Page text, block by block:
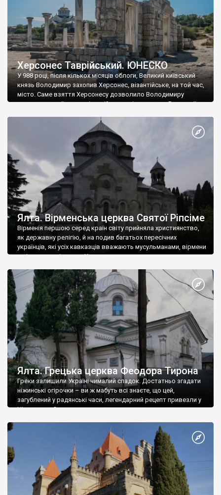
Херсонес Таврійський. ЮНЕСКО
У 988 році, після кількох місяців облоги, Великий київський
князь Володимир захопив Херсонес, візантійське, на той час,
місто. Саме взяття Херсонесу дозволило Володимиру
диктувати свої умови візантійському імператору Василю ІІ, та
Херсонесі Володимир-язичник, став Василем-християнином.
А потім було Хрещення Русі. На честь Херсонесу Таврійського
Ялта. Вірменська церква Святої Ріпсіме
Вірменія першою серед країн світу прийняла християнство,
як державну релігію, й на подив багатьох пересічних
українців, які усіх кавказців вважають мусульманами, вірмени
є відданими вірянами Христа
Ялта. Грецька церква Феодора Тирона
Греки залишили Україні чималий спадок. Достатньо згадати
ніжинські огірочки – ви ж мабуть всі знаєте, що цей,
загублений у радянські часи, легендарний рецепт привезли у
Ніжин греки?